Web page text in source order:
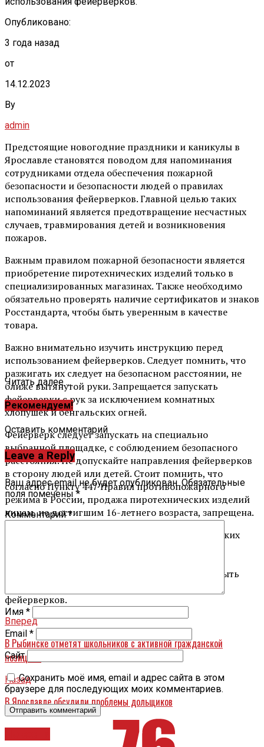
Опубликовано:
3 года назад
от
14.12.2023
By
admin
Предстоящие новогодние праздники и каникулы в
Ярославле становятся поводом для напоминания
сотрудниками отдела обеспечения пожарной
безопасности и безопасности людей о правилах
использования фейерверков. Главной целью таких
напоминаний является предотвращение несчастных
случаев, травмирования детей и возникновения
пожаров.
Важным правилом пожарной безопасности является
приобретение пиротехнических изделий только в
специализированных магазинах. Также необходимо
обязательно проверять наличие сертификатов и знаков
Росстандарта, чтобы быть уверенным в качестве
товара.
Важно внимательно изучить инструкцию перед
использованием фейерверков. Следует помнить, что
разжигать их следует на безопасном расстоянии, не
ближе вытянутой руки. Запрещается запускать
фейерверки с рук за исключением комнатных
хлопушек и бенгальских огней.
Фейерверк следует запускать на специально
выбранной площадке, с соблюдением безопасного
расстояния. Не допускайте направления фейерверков
в сторону людей или детей. Стоит помнить, что
согласно Пункту 447 Правил противопожарного
режима в России, продажа пиротехнических изделий
лицам, не достигшим 16-летнего возраста, запрещена.
Все эти меры направлены на защиту себя и близких
соблюдать правила пожарной безопасности и быть
фейерверков.
Вперед
В Рыбинске отметят школьников с активной гражданской
позицией
Назад
В Ярославле обсудили проблемы дольщиков
Читать далее ...
Рекомендуем!
Оставить комментарий
Leave a Reply
Ваш адрес email не будет опубликован. Обязательные
поля помечены*
Комментарий*
Имя *
Email *
Сайт
Сохранить моё имя, email и адрес сайта в этом
браузере для последующих моих комментариев.